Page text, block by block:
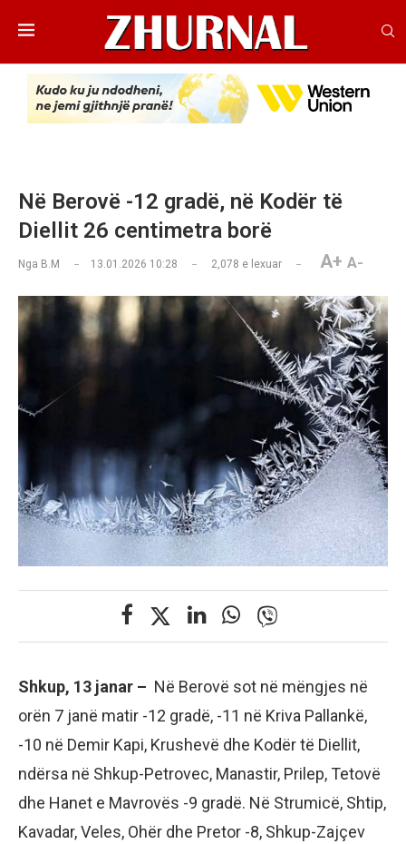
Në Berovë -12 gradë, në Kodër të
Diellit 26 centimetra borë
Nga B.M 13.01.2026 10:28 2,078 e lexuar A+ A-
Shkup, 13 janar – Në Berovë sot në mëngjes në
orën 7 janë matir -12 gradë, -11 në Kriva Pallankë,
-10 në Demir Kapi, Krushevë dhe Kodër të Diellit,
ndërsa në Shkup-Petrovec, Manastir, Prilep, Tetovë
dhe Hanet e Mavrovës -9 gradë. Në Strumicë, Shtip,
Kavadar, Veles, Ohër dhe Pretor -8, Shkup-Zajçev